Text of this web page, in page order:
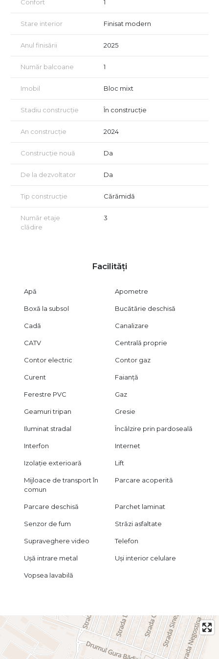
- Uşi metalice la intrare si celulare la interior
- Acces privat in complex rezidential cu barieră
- Locuri de parcare
Confort 1
Stare interior Finisat modern
Anul finisării 2025
Număr balcoane 1
Imobil Bloc mixt
Stadiu construcție În construcție
An construcție 2024
Construcție nouă Da
De la dezvoltator Da
Tip construcție Cărămidă
Număr etaje
clădire
3
Facilități
Apă Apometre
Boxă la subsol Bucătărie deschisă
Cadă Canalizare
CATV Centrală proprie
Contor electric Contor gaz
Curent Faianță
Ferestre PVC Gaz
Geamuri tripan Gresie
Iluminat stradal Încălzire prin pardoseală
Interfon Internet
Izolație exterioară Lift
Mijloace de transport în
comun
Parcare acoperită
Parcare deschisă Parchet laminat
Senzor de fum Străzi asfaltate
Supraveghere video Telefon
Ușă intrare metal Uși interior celulare
Vopsea lavabilă